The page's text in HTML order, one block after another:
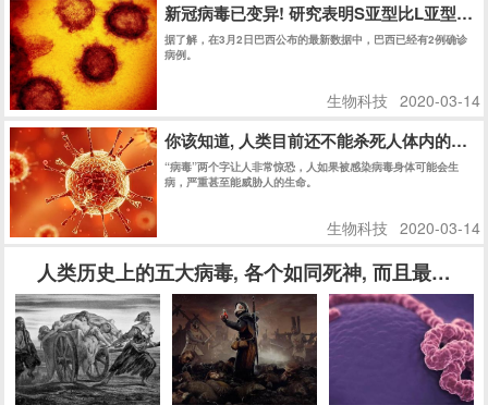
新冠病毒已变异! 研究表明S亚型比L亚型传
据了解，在3月2日巴西公布的最新数据中，巴西已经有2例确诊
病例。
生物科技 2020-03-14
你该知道, 人类目前还不能杀死人体内的任
“病毒”两个字让人非常惊恐，人如果被感染病毒身体可能会生
病，严重甚至能威胁人的生命。
生物科技 2020-03-14
人类历史上的五大病毒, 各个如同死神, 而且最后一